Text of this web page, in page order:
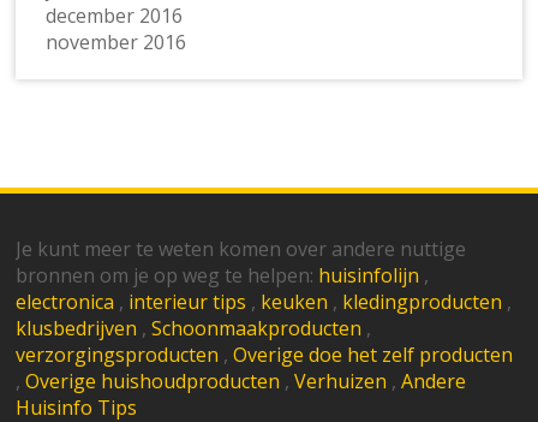
december 2016
november 2016
Je kunt meer te weten komen over andere nuttige
bronnen om je op weg te helpen: huisinfolijn ,
electronica , interieur tips , keuken , kledingproducten ,
klusbedrijven ,Schoonmaakproducten ,
verzorgingsproducten ,Overige doe het zelf producten
,Overige huishoudproducten ,Verhuizen ,Andere
Huisinfo Tips